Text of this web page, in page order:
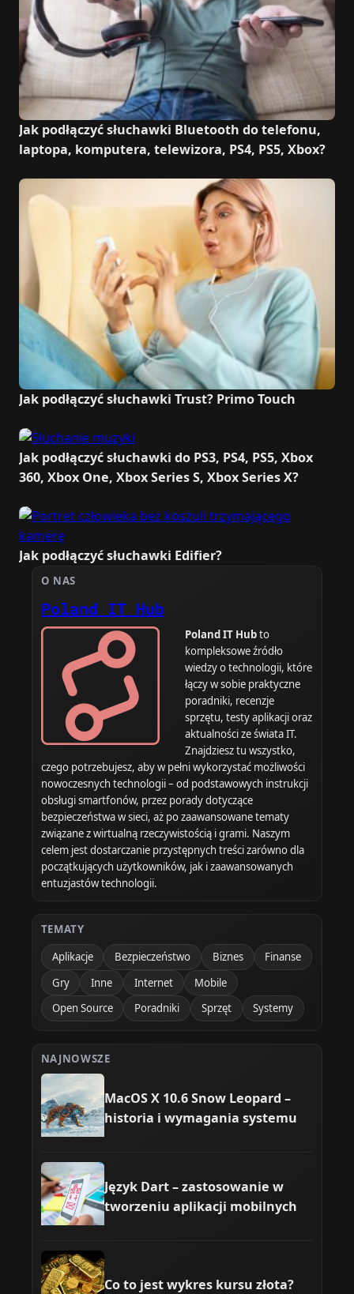
Jak podłączyć słuchawki Bluetooth do telefonu,
laptopa, komputera, telewizora, PS4, PS5, Xbox?
Jak podłączyć słuchawki Trust? Primo Touch
Jak podłączyć słuchawki do PS3, PS4, PS5, Xbox
360, Xbox One, Xbox Series S, Xbox Series X?
Jak podłączyć słuchawki Edifier?
O NAS
Poland IT Hub
Poland IT Hubto
kompleksowe źródło
wiedzy o technologii, które
łączy w sobie praktyczne
poradniki, recenzje
sprzętu, testy aplikacji oraz
aktualności ze świata IT.
Znajdziesz tu wszystko,
czego potrzebujesz, aby w pełni wykorzystać możliwości
nowoczesnych technologii – od podstawowych instrukcji
obsługi smartfonów, przez porady dotyczące
bezpieczeństwa w sieci, aż po zaawansowane tematy
związane z wirtualną rzeczywistością i grami. Naszym
celem jest dostarczanie przystępnych treści zarówno dla
początkujących użytkowników, jak i zaawansowanych
entuzjastów technologii.
TEMATY
Aplikacje
Bezpieczeństwo Biznes
Finanse
Gry
Inne Internet
Mobile
Open Source
Poradniki Sprzęt Systemy
NAJNOWSZE
MacOS X 10.6 Snow Leopard –
historia i wymagania systemu
Język Dart – zastosowanie w
tworzeniu aplikacji mobilnych
Co to jest wykres kursu złota?